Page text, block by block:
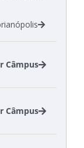
- Rau
Joinville
Câmpus
Joinville
Xanxerê
Câmpus